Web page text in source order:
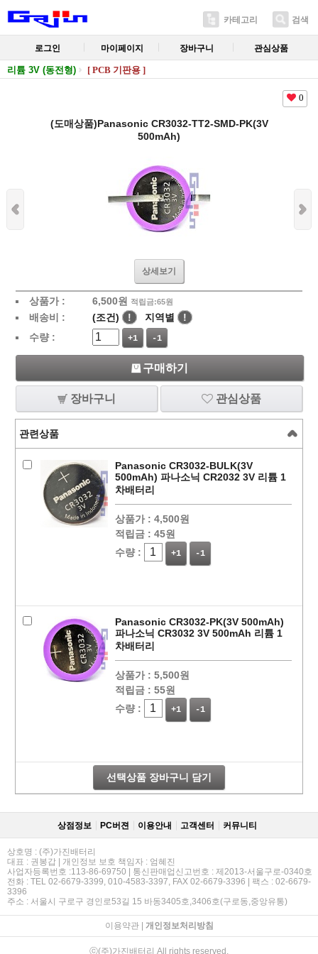
카테고리 검색
로그인 마이페이지 장바구니 관심상품
리튬 3V (동전형) [ PCB 기판용 ]
0
(도매상품)Panasonic CR3032-TT2-SMD-PK(3V
500mAh)
상세보기
상품가 : 6,500원 적립금:65원
배송비 : (조건) ! 지역별
!
수량 :
+1 -1
구매하기
장바구니 관심상품
관련상품
Panasonic CR3032-BULK(3V
500mAh) 파나소닉 CR2032 3V 리튬 1
차배터리
상품가 : 4,500원
적립금 : 45원
수량 :
+1 -1
Panasonic CR3032-PK(3V 500mAh)
파나소닉 CR3032 3V 500mAh 리튬 1
차배터리
상품가 : 5,500원
적립금 : 55원
수량 :
+1 -1
선택상품 장바구니 담기
상점정보 PC버젼 이용안내 고객센터 커뮤니티
상호명 : (주)가진배터리
대표 : 권봉갑 | 개인정보 보호 책임자 : 엄혜진
사업자등록번호 :113-86-69750 | 통신판매업신고번호 : 제2013-서울구로-0340호
전화 : TEL 02-6679-3399, 010-4583-3397, FAX 02-6679-3396 | 팩스 : 02-6679-
3396
주소 : 서울시 구로구 경인로53길 15 바동3405호,3406호(구로동,중앙유통)
이용약관| 개인정보처리방침
ⓒ(주)가진배터리 All rights reserved.